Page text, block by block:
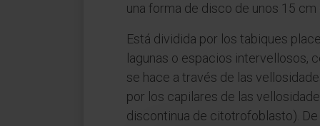
una forma de disco de unos 15
Está dividida por los tabiques
lagunas o espacios intervellosos,
se hace a través de las
por los capilares de las
discontinua de citotrofoblasto).